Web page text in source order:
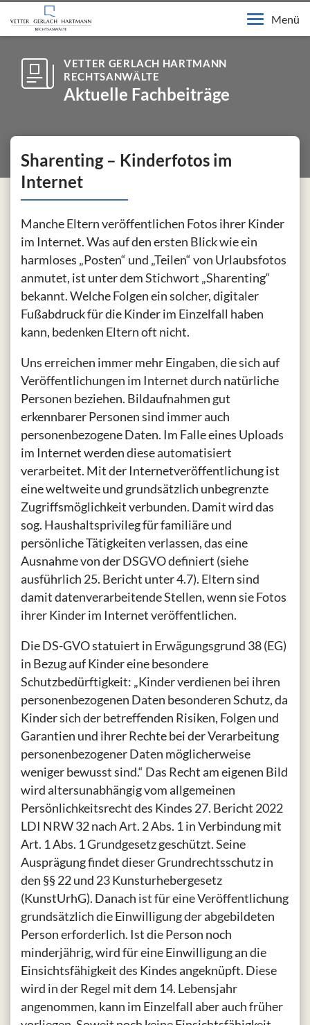
Menü
VETTER GERLACH HARTMANN
RECHTSANWÄLTE
Aktuelle Fachbeiträge
Sharenting – Kinderfotos im
Internet
Manche Eltern veröffentlichen Fotos ihrer Kinder
im Internet. Was auf den ersten Blick wie ein
harmloses „Posten“ und „Teilen“ von Urlaubsfotos
anmutet, ist unter dem Stichwort „Sharenting“
bekannt. Welche Folgen ein solcher, digitaler
Fußabdruck für die Kinder im Einzelfall haben
kann, bedenken Eltern oft nicht.
Uns erreichen immer mehr Eingaben, die sich auf
Veröffentlichungen im Internet durch natürliche
Personen beziehen. Bildaufnahmen gut
erkennbarer Personen sind immer auch
personenbezogene Daten. Im Falle eines Uploads
im Internet werden diese automatisiert
verarbeitet. Mit der Internetveröffentlichung ist
eine weltweite und grundsätzlich unbegrenzte
Zugriffsmöglichkeit verbunden. Damit wird das
sog. Haushaltsprivileg für familiäre und
persönliche Tätigkeiten verlassen, das eine
Ausnahme von der DSGVO definiert (siehe
ausführlich 25. Bericht unter 4.7). Eltern sind
damit datenverarbeitende Stellen, wenn sie Fotos
ihrer Kinder im Internet veröffentlichen.
Die DS-GVO statuiert in Erwägungsgrund 38 (EG)
in Bezug auf Kinder eine besondere
Schutzbedürftigkeit: „Kinder verdienen bei ihren
personenbezogenen Daten besonderen Schutz, da
Kinder sich der betreffenden Risiken, Folgen und
Garantien und ihrer Rechte bei der Verarbeitung
personenbezogener Daten möglicherweise
weniger bewusst sind.“ Das Recht am eigenen Bild
wird altersunabhängig vom allgemeinen
Persönlichkeitsrecht des Kindes 27. Bericht 2022
LDI NRW 32 nach Art. 2 Abs. 1 in Verbindung mit
Art. 1 Abs. 1 Grundgesetz geschützt. Seine
Ausprägung findet dieser Grundrechtsschutz in
den §§ 22 und 23 Kunsturhebergesetz
(KunstUrhG). Danach ist für eine Veröffentlichung
grundsätzlich die Einwilligung der abgebildeten
Person erforderlich. Ist die Person noch
minderjährig, wird für eine Einwilligung an die
Einsichtsfähigkeit des Kindes angeknüpft. Diese
wird in der Regel mit dem 14. Lebensjahr
angenommen, kann im Einzelfall aber auch früher